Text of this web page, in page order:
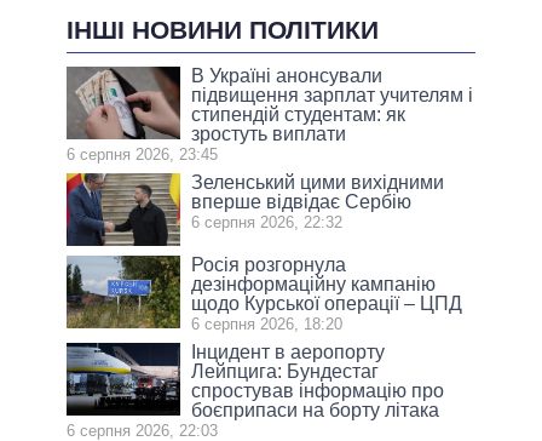
ІНШІ НОВИНИ ПОЛІТИКИ
В Україні анонсували
підвищення зарплат учителям і
стипендій студентам: як
зростуть виплати
6 серпня 2026, 23:45
Зеленський цими вихідними
вперше відвідає Сербію
6 серпня 2026, 22:32
Росія розгорнула
дезінформаційну кампанію
щодо Курської операції – ЦПД
6 серпня 2026, 18:20
Інцидент в аеропорту
Лейпцига: Бундестаг
спростував інформацію про
боєприпаси на борту літака
6 серпня 2026, 22:03